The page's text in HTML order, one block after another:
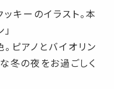
キーのイラスト。本
ピアノとバイオリン
冬の夜をお過ごしく